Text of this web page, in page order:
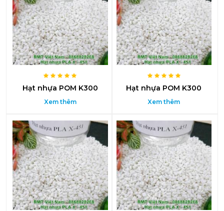
Hạt nhựa POM K300
Xem thêm
Hạt nhựa POM K300
Xem thêm